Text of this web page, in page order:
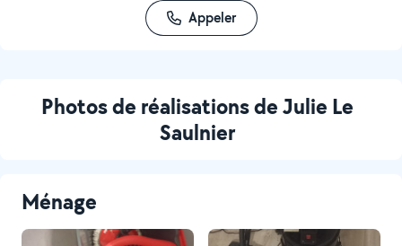
Appeler
Photos de réalisations de Julie Le
Saulnier
Ménage